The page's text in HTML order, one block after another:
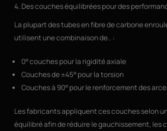
4. Des couches équilibrées pour des
La plupart des tubes en fibre de carbone
utilisent une combinaison de.. :
0° couches pour la rigidité axiale
Couches de ±45° pour la torsion
Couches à 90° pour le renforcement des
Les fabricants appliquent ces couches selon
équilibré afin de réduire le gauchissement, les